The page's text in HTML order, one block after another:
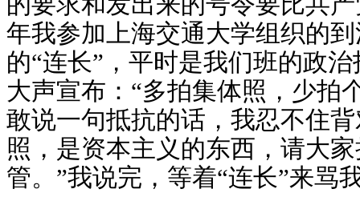
年我参加上海交通大学组织的
的“连长”，平时是我们班的政
大声宣布：“多拍集体照，少拍
敢说一句抵抗的话，我忍不住
照，是资本主义的东西，请大
管。”我说完，等着“连长”来骂